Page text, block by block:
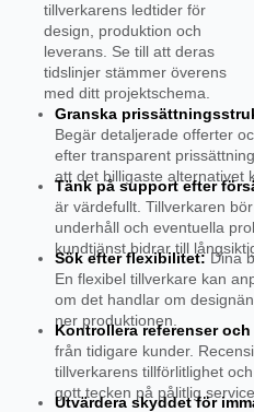
tillverkarens ledtider för
design, produktion och
leverans. Se till att deras
tidslinjer stämmer överens
med ditt projektschema.
Granska
Begär detaljerade offerter
efter transparent
att det billigaste alternativet
Tänk på support efter
är värdefullt. Tillverkaren
underhåll och eventuella
kundtjänst bidrar till
Sök efter flexibilitet:Dina
En flexibel tillverkare kan
om det handlar om
ner produktionen.
Kontrollera referenser
från tidigare kunder.
tillverkarens tillförlitlighet
gott tecken på pålitlig
Utvärdera skyddet för